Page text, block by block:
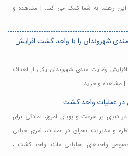
راهنما به شما کمک می کند. | مشاهده و
شهروندان را با واحد گشت افزایش
رضایت مندی شهروندان یکی از اهداف
| مشاهده و خرید
در عملیات واحد گشت
دنیای پر سرعت و پویای امروز، آمادگی برای
و مدیریت بحران در عملیات، امری حیاتی
واحدهای عملیاتی مانند واحد گشت ،